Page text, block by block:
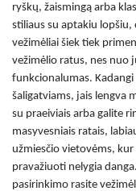
ryškų, žaismingą arba
stiliaus su aptakiu
vežimėliai šiek tiek
vežimėlio ratus, nes nuo
funkcionalumas.
šaligatviams, jais lengva
su praeiviais arba galite
masyvesniais ratais,
užmiesčio vietovėms,
pravažiuoti nelygia
pasirinkimo rasite